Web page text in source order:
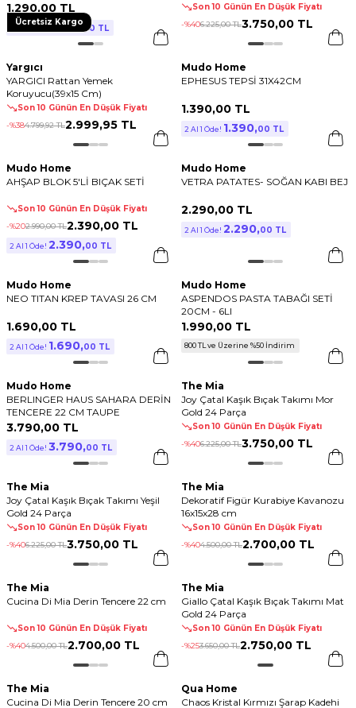
1.290,00 TL
1.290, 00 TL
Son 10 Günün En Düşük Fiyatı
-%406.225,00 TL3.750,00 TL
Ücretsiz Kargo
Yargıcı
YARGICI Rattan Yemek
Koruyucu(39x15 Cm)
Son 10 Günün En Düşük Fiyatı
-%384.799,92 TL2.999,95 TL
Mudo Home
EPHESUS TEPSİ 31X42CM
1.390,00 TL
2 Al 1 Öde! 1.390,00 TL
Mudo Home
AHŞAP BLOK 5'Lİ BIÇAK SETİ
Son 10 Günün En Düşük Fiyatı
-%202.990,00 TL2.390,00 TL
2 Al 1 Öde! 2.390,00 TL
Mudo Home
VETRA PATATES- SOĞAN KABI BEJ
2.290,00 TL
2 Al 1 Öde! 2.290,00 TL
Mudo Home
NEO TITAN KREP TAVASI 26 CM
1.690,00 TL
2 Al 1 Öde! 1.690,00 TL
Mudo Home
ASPENDOS PASTA TABAĞI SETİ
20CM - 6LI
1.990,00 TL
800 TL ve Üzerine %50 İndirim
Mudo Home
BERLINGER HAUS SAHARA DERİN
TENCERE 22 CM TAUPE
3.790,00 TL
2 Al 1 Öde! 3.790,00 TL
The Mia
Joy Çatal Kaşık Bıçak Takımı Mor
Gold 24 Parça
Son 10 Günün En Düşük Fiyatı
-%406.225,00 TL3.750,00 TL
The Mia
Joy Çatal Kaşık Bıçak Takımı Yeşil
Gold 24 Parça
Son 10 Günün En Düşük Fiyatı
-%406.225,00 TL3.750,00 TL
The Mia
Dekoratif Figür Kurabiye Kavanozu
16x15x28 cm
Son 10 Günün En Düşük Fiyatı
-%404.500,00 TL2.700,00 TL
The Mia
Cucina Di Mia Derin Tencere 22 cm
Son 10 Günün En Düşük Fiyatı
-%404.500,00 TL2.700,00 TL
The Mia
Giallo Çatal Kaşık Bıçak Takımı Mat
Gold 24 Parça
Son 10 Günün En Düşük Fiyatı
-%253.650,00 TL2.750,00 TL
The Mia
Cucina Di Mia Derin Tencere 20 cm
Qua Home
Chaos Kristal Kırmızı Şarap Kadehi